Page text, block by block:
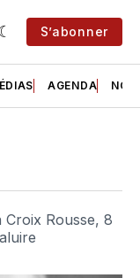
S’abonner
AGENDA NOS
Rousse, 8